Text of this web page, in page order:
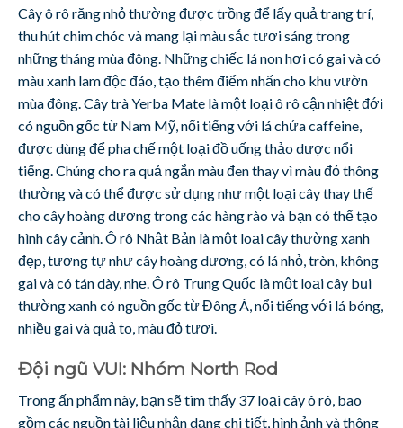
Cây ô rô răng nhỏ thường được trồng để lấy quả trang trí,
thu hút chim chóc và mang lại màu sắc tươi sáng trong
những tháng mùa đông. Những chiếc lá non hơi có gai và có
màu xanh lam độc đáo, tạo thêm điểm nhấn cho khu vườn
mùa đông. Cây trà Yerba Mate là một loại ô rô cận nhiệt đới
có nguồn gốc từ Nam Mỹ, nổi tiếng với lá chứa caffeine,
được dùng để pha chế một loại đồ uống thảo dược nổi
tiếng. Chúng cho ra quả ngắn màu đen thay vì màu đỏ thông
thường và có thể được sử dụng như một loại cây thay thế
cho cây hoàng dương trong các hàng rào và bạn có thể tạo
hình cây cảnh. Ô rô Nhật Bản là một loại cây thường xanh
đẹp, tương tự như cây hoàng dương, có lá nhỏ, tròn, không
gai và có tán dày, nhẹ. Ô rô Trung Quốc là một loại cây bụi
thường xanh có nguồn gốc từ Đông Á, nổi tiếng với lá bóng,
nhiều gai và quả to, màu đỏ tươi.
Đội ngũ VUI: Nhóm North Rod
Trong ấn phẩm này, bạn sẽ tìm thấy 37 loại cây ô rô, bao
gồm các nguồn tài liệu nhận dạng chi tiết, hình ảnh và thông